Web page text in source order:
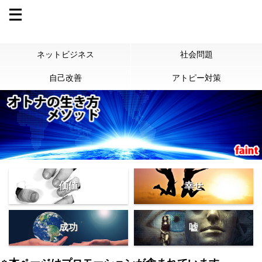
ネットビジネス 社会問題
自己改善 アトピー対策
価値 幸せ
成功 嘘